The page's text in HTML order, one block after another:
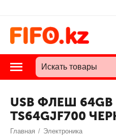
USB ФЛЕШ 64GB
TS64GJF700
Главная / Электроника